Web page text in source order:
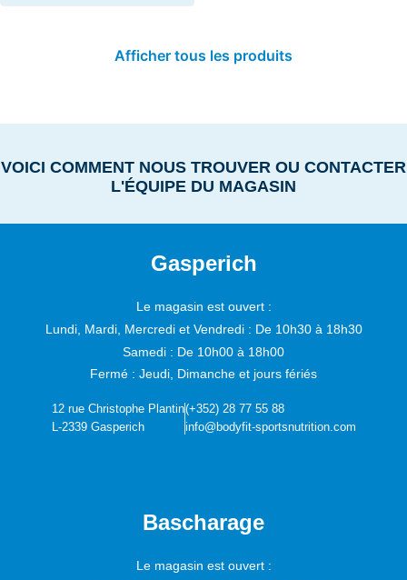
Afficher tous les produits
VOICI COMMENT NOUS TROUVER OU CONTACTER
L'ÉQUIPE DU MAGASIN
Gasperich
Le magasin est ouvert :
Lundi, Mardi, Mercredi et Vendredi : De 10h30 à 18h30
Samedi : De 10h00 à 18h00
Fermé : Jeudi, Dimanche et jours fériés
12 rue Christophe Plantin
L-2339 Gasperich
(+352) 28 77 55 88
info@bodyfit-sportsnutrition.com
Bascharage
Le magasin est ouvert :